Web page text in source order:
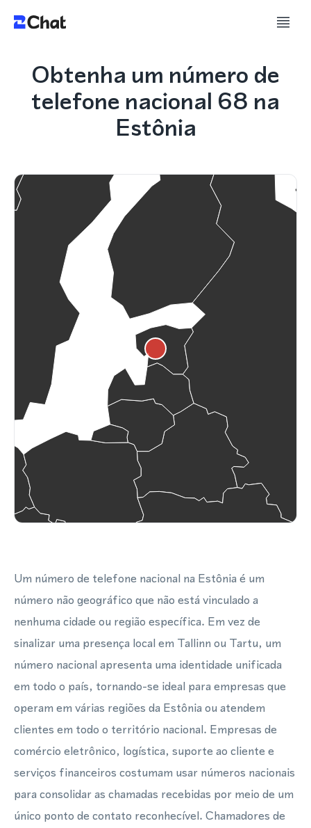
Obtenha um número de
telefone nacional 68 na
Estônia
Um número de telefone nacional na Estônia é um
número não geográfico que não está vinculado a
nenhuma cidade ou região específica. Em vez de
sinalizar uma presença local em Tallinn ou Tartu, um
número nacional apresenta uma identidade unificada
em todo o país, tornando-se ideal para empresas que
operam em várias regiões da Estônia ou atendem
clientes em todo o território nacional. Empresas de
comércio eletrônico, logística, suporte ao cliente e
serviços financeiros costumam usar números nacionais
para consolidar as chamadas recebidas por meio de um
único ponto de contato reconhecível. Chamadores de